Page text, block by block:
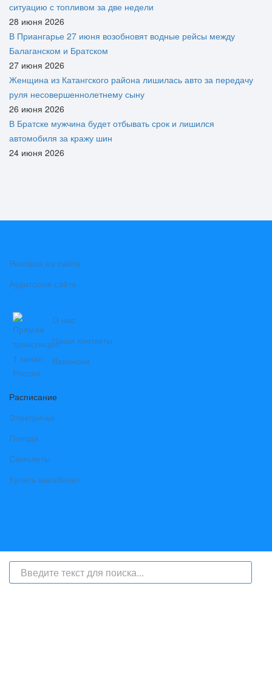
ситуацию с топливом за две недели
28 июня 2026
В Приангарье 27 июня возобновят водные рейсы между
Балаганском и Братском
27 июня 2026
Женщина из Катангского района лишилась авто за передачу
руля несовершеннолетнему сыну
26 июня 2026
В Братске мужчина будет отбывать срок и лишился
автомобиля за кражу шин
24 июня 2026
Реклама на сайте
Аудитория сайта
О нас
Наши контакты
Вакансии
Расписание
Электрички
Поезда
Самолеты
Купить авиабилет